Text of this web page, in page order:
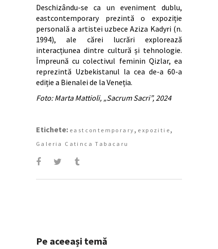
Deschizându-se ca un eveniment dublu,
eastcontemporary prezintă o expoziție
personală a artistei uzbece Aziza Kadyri (n.
1994), ale cărei lucrări explorează
interacțiunea dintre cultură și tehnologie.
Împreună cu colectivul feminin Qizlar, ea
reprezintă Uzbekistanul la cea de-a 60-a
ediție a Bienalei de la Veneția.
Foto: Marta Mattioli, „Sacrum Sacri”, 2024
Etichete: eastcontemporary , expozitie ,
Galeria Catinca Tabacaru
Pe aceeași temă